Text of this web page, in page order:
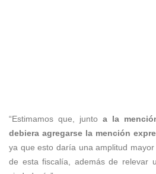
“Estimamos que, junto a la
debiera agregarse la mención
ya que esto daría una amplitud
de esta fiscalía, además de relevar